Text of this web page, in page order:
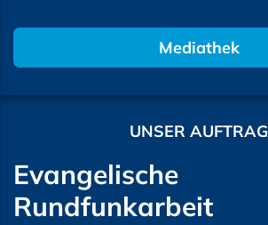
Mediathek
UNSER AUFTRAG
Evangelische
Rundfunkarbeit